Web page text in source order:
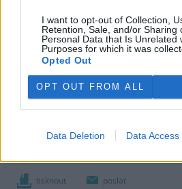
I want to opt-out of Collection,
Retention, Sale, and/or Sharing
Personal Data that Is Unrelated
Purposes for which it was
Opted Out
OPT OUT FROM ALL
Data Deletion Data Access
tisknout poslat